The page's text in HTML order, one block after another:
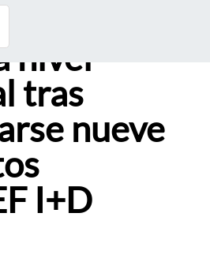
posiciona
nivel
tras
nueve
I+D